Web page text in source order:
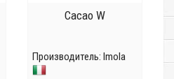
Cacao W
Производитель: Imola